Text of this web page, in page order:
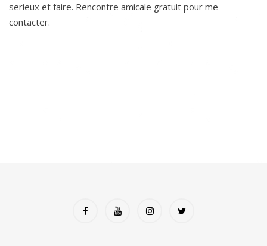
serieux et faire. Rencontre amicale gratuit pour me
contacter.